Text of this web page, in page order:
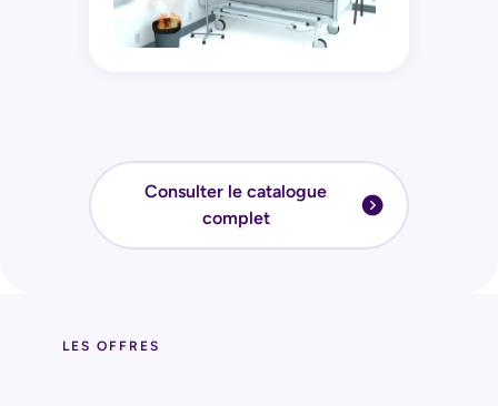
Consulter le catalogue
complet
LES OFFRES